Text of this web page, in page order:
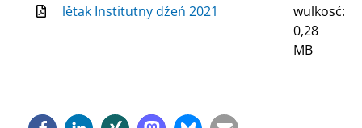
lětak Institutny dźeń 2021
wulkosć:
0,28
MB